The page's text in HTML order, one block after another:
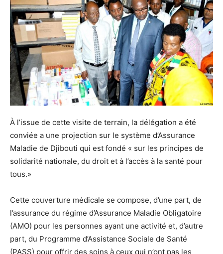
À l’issue de cette visite de terrain, la délégation a été
conviée a une projection sur le système d’Assurance
Maladie de Djibouti qui est fondé « sur les principes de
solidarité nationale, du droit et à l’accès à la santé pour
tous.»
Cette couverture médicale se compose, d’une part, de
l’assurance du régime d’Assurance Maladie Obligatoire
(AMO) pour les personnes ayant une activité et, d’autre
part, du Programme d’Assistance Sociale de Santé
(PASS) pour offrir des soins à ceux qui n’ont pas les